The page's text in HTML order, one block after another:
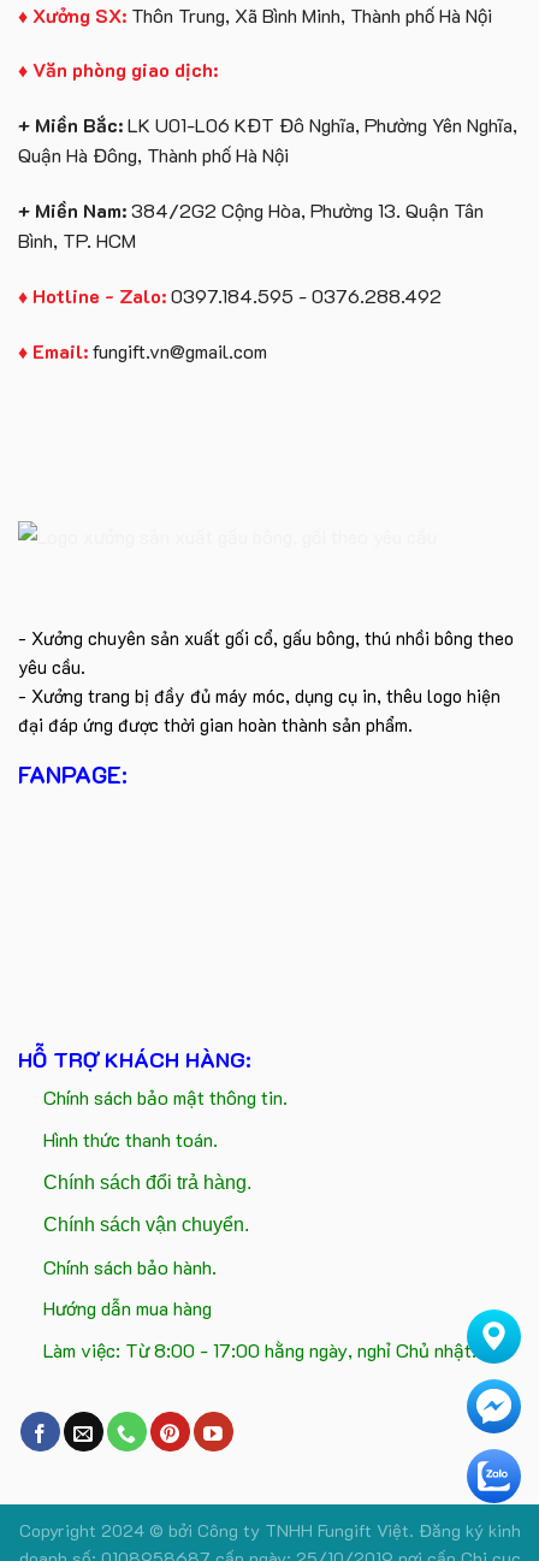
♦ Xưởng SX: Thôn Trung, Xã Bình Minh, Thành phố Hà Nội
♦ Văn phòng giao dịch:
+ Miền Bắc:LK U01-L06 KĐT Đô Nghĩa, Phường Yên Nghĩa,
Quận Hà Đông, Thành phố Hà Nội
+ Miền Nam:384/2G2 Cộng Hòa, Phường 13. Quận Tân
Bình, TP. HCM
♦ Hotline - Zalo:0397.184.595 - 0376.288.492
♦ Email:fungift.vn@gmail.com
- Xưởng chuyên sản xuất gối cổ, gấu bông, thú nhồi bông theo
yêu cầu.
- Xưởng trang bị đầy đủ máy móc, dụng cụ in, thêu logo hiện
đại đáp ứng được thời gian hoàn thành sản phẩm.
FANPAGE:
HỖ TRỢ KHÁCH HÀNG:
Chính sách bảo mật thông tin.
Hình thức thanh toán.
Chính sách đổi trả hàng.
Chính sách vận chuyển.
Chính sách bảo hành.
Hướng dẫn mua hàng
Làm việc: Từ 8:00 - 17:00 hằng ngày, nghỉ Chủ nhật.
Copyright 2024 © bởi Công ty TNHH Fungift Việt. Đăng ký kinh